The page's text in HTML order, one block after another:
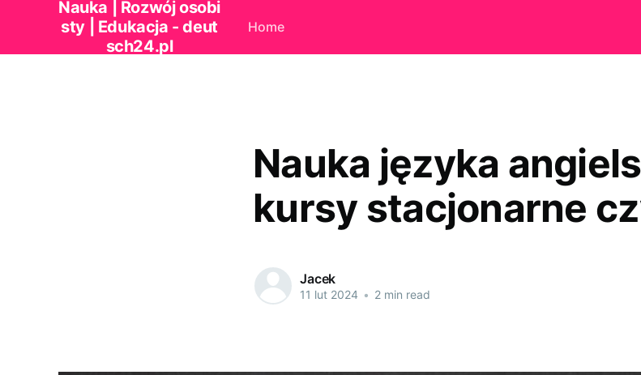
Nauka | Rozwój osobi
sty | Edukacja - deut
sch24.pl
Home
Nauka języka
kursy stacjonarne
Jacek
11 lut 2024 • 2 min read